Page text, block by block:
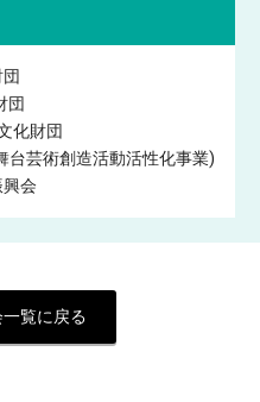
団
化財団
台芸術創造活動活性化事業)
興会
覧に戻る